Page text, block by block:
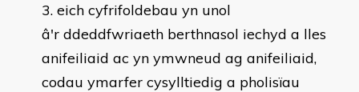
eich cyfrifoldebau yn unol
â'r ddeddfwriaeth berthnasol iechyd a lles
anifeiliaid ac yn ymwneud ag anifeiliaid,
codau ymarfer cysylltiedig a pholisïau